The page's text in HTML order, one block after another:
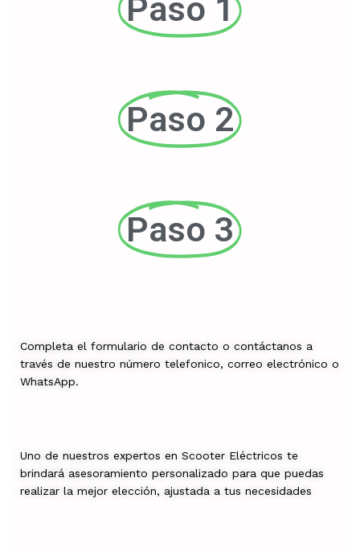
Paso 1
Paso 2
Paso 3
Completa el formulario de contacto o contáctanos a
través de nuestro número telefonico, correo electrónico o
WhatsApp.
Uno de nuestros expertos en Scooter Eléctricos te
brindará asesoramiento personalizado para que puedas
realizar la mejor elección, ajustada a tus necesidades